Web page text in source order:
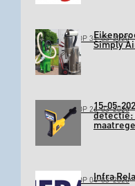
GEPLAATST OP 31-03-2020
Simply
GEPLAATST OP 26-03-2020
15-05-
detectie:
GEPLAATST OP 04-03-2020
Infra